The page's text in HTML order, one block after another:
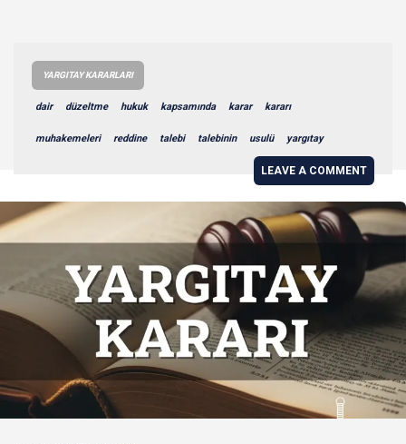
YARGITAY KARARLARI
dair düzeltme hukuk kapsamında karar kararı
muhakemeleri reddine talebi talebinin usulü yargıtay
LEAVE A COMMENT